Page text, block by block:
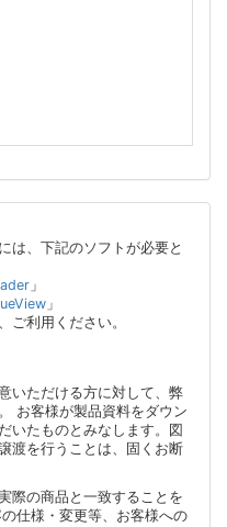
は、下記のソフトが必要と
」
」
ご利用ください。
いただける方に対して、弊
お客様が製品資料をダウン
いたものとみなします。図
渡を行うことは、固くお断
際の商品と一致することを
仕様・変更等、お客様への